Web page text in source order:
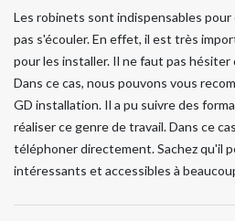
Les robinets sont indispensables
pas s'écouler. En effet, il est très
pour les installer. Il ne faut pas
Dans ce cas, nous pouvons vous
GD installation. Il a pu suivre des
réaliser ce genre de travail. Dans ce
téléphoner directement. Sachez qu'il
intéressants et accessibles à